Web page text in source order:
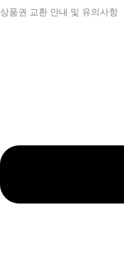
상품권 교환 안내 및 유의사항